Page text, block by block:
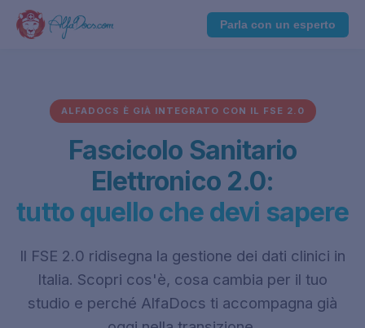
Parla con un esperto
ALFADOCS È GIÀ INTEGRATO CON IL FSE 2.0
Fascicolo Sanitario
Elettronico 2.0:
tutto quello che devi sapere
Il FSE 2.0 ridisegna la gestione dei dati clinici in
Italia. Scopri cos'è, cosa cambia per il tuo
studio e perché AlfaDocs ti accompagna già